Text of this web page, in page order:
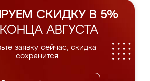
СКИДКУ В 5%
АВГУСТА
заявку сейчас, скидка
сохранится.